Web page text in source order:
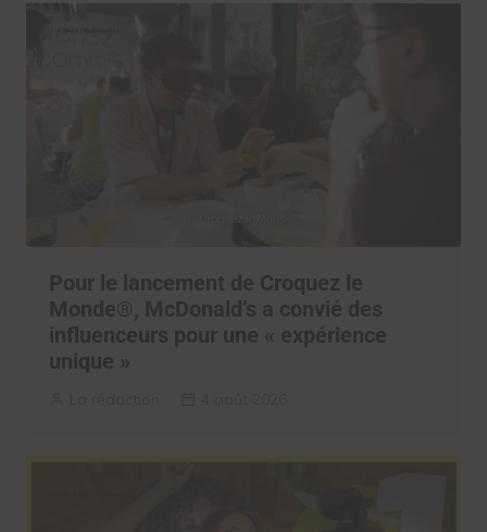
Pour le lancement de Croquez le
Monde®, McDonald’s a convié des
influenceurs pour une « expérience
unique »